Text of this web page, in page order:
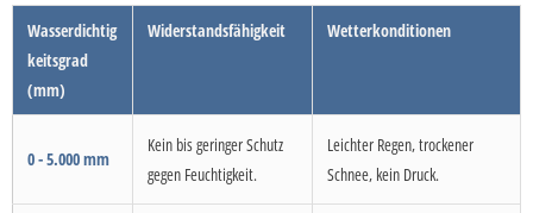
Wasserdichtig
keitsgrad
(mm)
Widerstandsfähigkeit Wetterkonditionen
0 - 5.000 mm
Kein bis geringer Schutz
gegen Feuchtigkeit.
Leichter Regen, trockener
Schnee, kein Druck.